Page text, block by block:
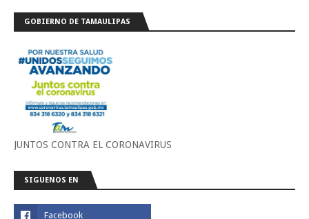
GOBIERNO DE TAMAULIPAS
JUNTOS CONTRA EL CORONAVIRUS
SIGUENOS EN